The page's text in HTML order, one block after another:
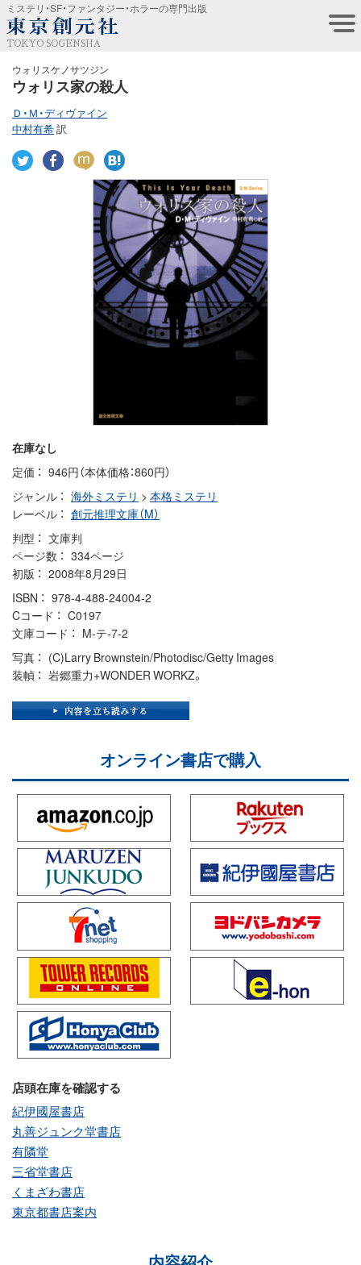
ミステリ・SF・ファンタジー・ホラーの専門出版
TOKYO SOGENSHA
ウォリスケノサツジン
ウォリス家の殺人
Ｄ・Ｍ・ディヴァイン
中村有希訳
在庫なし
定価
946円（本体価格：860円）
ジャンル
海外ミステリ > 本格ミステリ
レーベル
創元推理文庫（M）
判型
文庫判
ページ数
334ページ
初版
2008年8月29日
ISBN
978-4-488-24004-2
Cコード
C0197
文庫コード
M-テ-7-2
写真
(C)Larry Brownstein/Photodisc/Getty Images
装幀
岩郷重力+WONDER WORKZ。
オンライン書店で購入
店頭在庫を確認する
紀伊國屋書店
丸善ジュンク堂書店
有隣堂
三省堂書店
くまざわ書店
東京都書店案内